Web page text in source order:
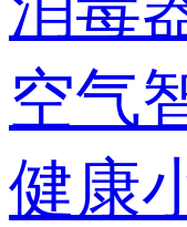
空气
健康